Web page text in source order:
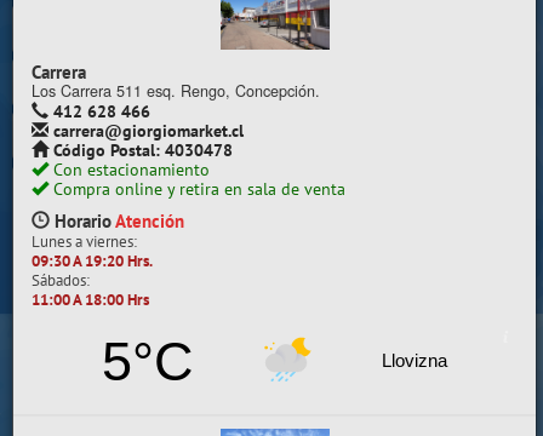
Contacto | Reclamos
Preguntas Frecuentes
Sugererir productos
Su compra se realizará en la sala de ventas
Camilo Henríquez
Información de la sala
412 628 495
camilo@giorgiomarket.cl
Abierto
Lunes a viernes:
Carrera
Los Carrera 511 esq. Rengo, Concepción.
412 628 466
carrera@giorgiomarket.cl
Código Postal: 4030478
Con estacionamiento
Compra online y retira en sala de venta
HorarioAtención
Lunes a viernes:
09:30 A 19:20 Hrs.
Sábados:
11:00 A 18:00 Hrs
5°C Llovizna